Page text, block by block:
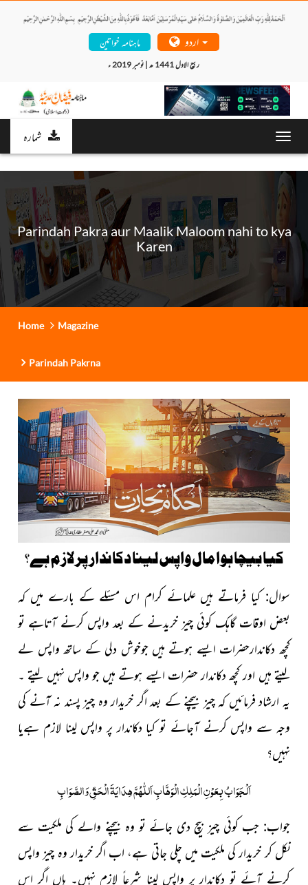
ماہنامہ خواتین
ربیع الاول 1441 ھ | نومبر 2019 ء
شمارہ
Parindah Pakra aur Maalik Maloom nahi to kya
Karen
Home Magazine
Parindah Pakrna
کیا بیچا ہوا مال واپس لینا دکاندار پر لازم ہے؟
سوال: کیا فرماتے ہیں علمائے کرام اس مسئلے کے بارے میں کہ
بعض اوقات گاہک کوئی چیز خریدنے کے بعد واپس کرنے آتاہے تو
کچھ دکاندارحضرات ایسے ہوتے ہیں جوخوش دلی کے ساتھ واپس لے
لیتے ہیں اور کچھ دکاندار حضرات ایسے ہوتے ہیں جو واپس نہیں لیتے ۔
یہ ارشاد فرمائیں کہ چیز بیچنے کے بعد اگر خریدار وہ چیز پسند نہ آنے کی
وجہ سے واپس کرنے آجائے تو کیا دکاندار پر واپس لینا لازم ہےیا
نہیں؟
اَلْجَوَابُ بِعَوْنِ الْمَلِکِ الْوَھَّابِ اَللّٰھُمَّ ھِدَایَۃَ الْحَقِّ وَالصَّوَابِ
جواب: جب کوئی چیز بیچ دی جائے تو وہ بیچنے والے کی ملکیت سے
نکل کر خریدار کی ملکیت میں چلی جاتی ہے، اب اگر خریدار وہ چیز واپس
کرنے آئے تو دکاندار پر واپس لینا شرعاً لازم نہیں۔ ہاں اگر اس